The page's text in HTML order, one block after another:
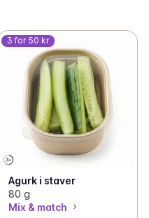
3 for 50 kr
Agurk i staver
80 g
Mix & match